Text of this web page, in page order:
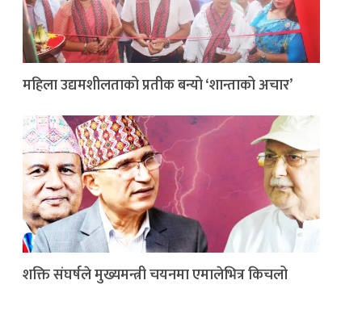
महिला उद्यमशीलताको प्रतीक बन्यो ‘शान्ताको अचार’
शक्ति संघर्षले मुख्यमन्त्री चयनमा एमालेभित्र किचलो